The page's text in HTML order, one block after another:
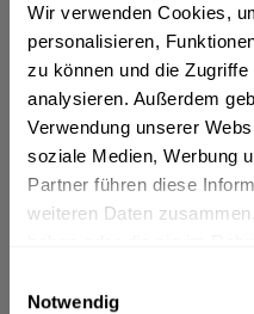
Wir verwenden Cookies,
personalisieren,
zu können und die
analysieren. Außerdem
Verwendung unserer
soziale Medien, Werbung
Partner führen diese
weiteren Daten
Notwendig
"Die Sodenthaler
Augenweide auf jeder
Quelle, bietet sie mit ihrer
das Wertvollste aus dem
einen erfrischenden
harmonischen zu Speisen,
Hersteller.
Flaschengröße: